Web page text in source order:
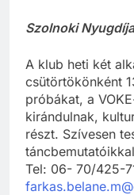
Szolnoki
A klub heti két
csütörtökönként
próbákat, a
kirándulnak,
részt. Szívesen
Tel: 06- 70/425-